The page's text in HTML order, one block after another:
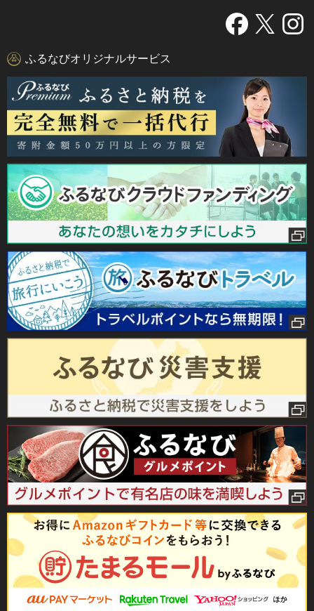
ふるなびオリジナルサービス